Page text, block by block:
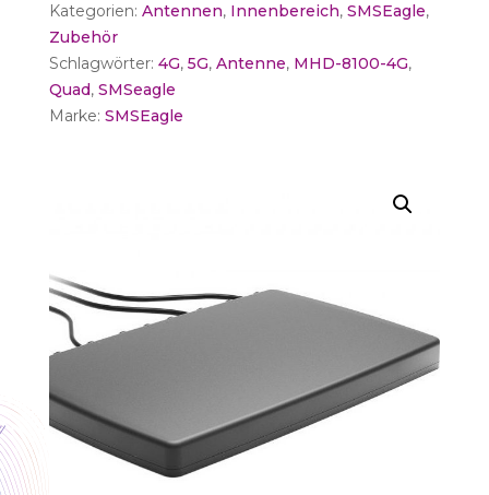
Menge
Kategorien: Antennen, Innenbereich, SMSEagle,
Zubehör
Schlagwörter: 4G, 5G, Antenne, MHD-8100-4G,
Quad, SMSeagle
Marke: SMSEagle